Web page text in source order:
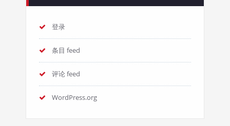
登录
条目 feed
评论 feed
WordPress.org